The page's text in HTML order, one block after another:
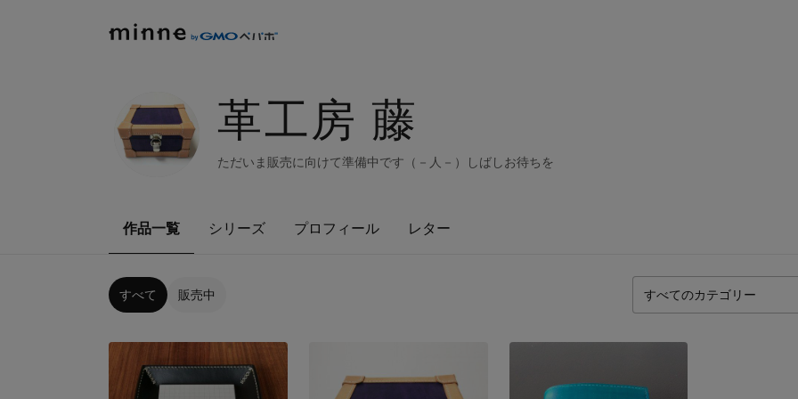
革工房 藤
ただいま販売に向けて準備中です（－人－）しばしお待ちを
作品一覧 シリーズ プロフィール レター
すべて 販売中